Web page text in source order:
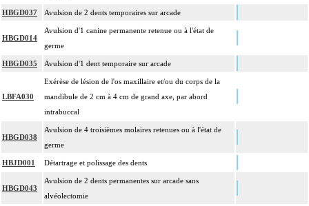
HBGD037 Avulsion de 2 dents temporaires sur arcade
HBGD014
Avulsion d'1 canine permanente retenue ou à l'état de
germe
HBGD035 Avulsion d'1 dent temporaire sur arcade
LBFA030
Exérèse de lésion de l'os maxillaire et/ou du corps de la
mandibule de 2 cm à 4 cm de grand axe, par abord
intrabuccal
HBGD038
Avulsion de 4 troisièmes molaires retenues ou à l'état de
germe
HBJD001 Détartrage et polissage des dents
HBGD043
Avulsion de 2 dents permanentes sur arcade sans
alvéolectomie